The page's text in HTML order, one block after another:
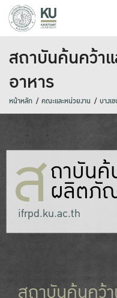
สถาบันค้นคว้
อาหาร
หน้าหลัก คณะและหน่วยงาน บางเ
สถาบัน
ผลิตภั
ifrpd.ku.ac.th